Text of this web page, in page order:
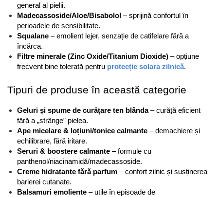
general al pielii.
Madecassoside/Aloe/Bisabolol – sprijină confortul în
perioadele de sensibilitate.
Squalane – emolient lejer, senzație de catifelare fără a
încărca.
Filtre minerale (Zinc Oxide/Titanium Dioxide) – opțiune
frecvent bine tolerată pentru protecție solara zilnică.
Tipuri de produse în această categorie
Geluri și spume de curățare ten blânda – curăță eficient
fără a „strânge” pielea.
Ape micelare & loțiuni/tonice calmante – demachiere și
echilibrare, fără iritare.
Seruri & boostere calmante – formule cu
panthenol/niacinamidă/madecassoside.
Creme hidratante fără parfum – confort zilnic și susținerea
barierei cutanate.
Balsamuri emoliente – utile în episoade de